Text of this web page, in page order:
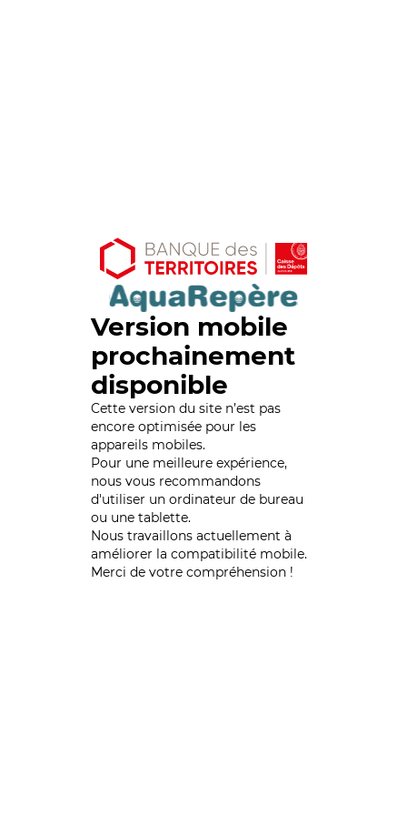
Version mobile
prochainement
disponible
Cette version du site n’est pas
encore optimisée pour les
appareils mobiles.
Pour une meilleure expérience,
nous vous recommandons
d'utiliser un ordinateur de bureau
ou une tablette.
Nous travaillons actuellement à
améliorer la compatibilité mobile.
Merci de votre compréhension !